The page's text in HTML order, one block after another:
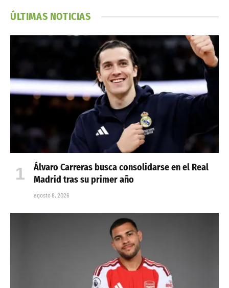
ÚLTIMAS NOTICIAS
Álvaro Carreras busca consolidarse en el Real
Madrid tras su primer año
agosto 8, 2026